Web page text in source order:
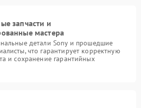
запчасти и
мастера
детали Sony и прошедшие
что гарантирует корректную
и сохранение гарантийных